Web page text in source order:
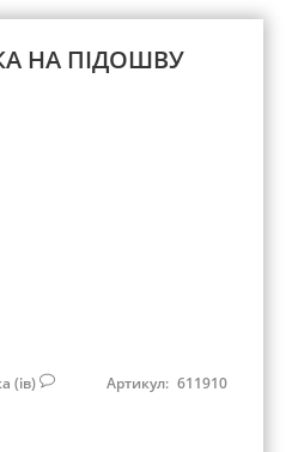
НА ПІДОШВУ
(ів) Артикул: 611910